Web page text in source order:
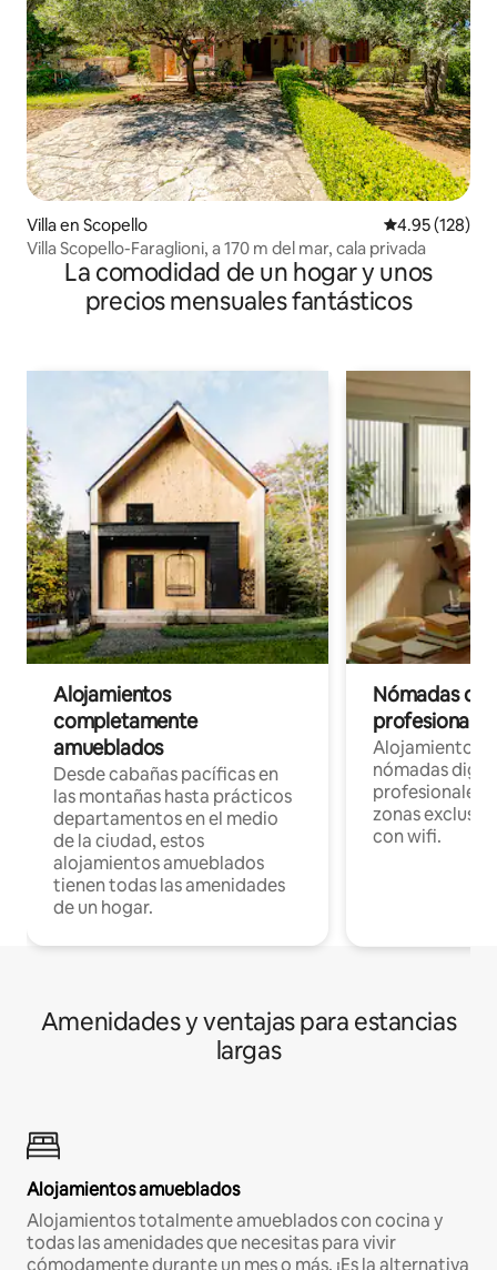
Villa en Scopello Calificación
4.95 (128)
Villa Scopello-Faraglioni, a 170 m del mar, cala privada
La comodidad de un hogar y unos
precios mensuales fantásticos
Alojamientos
completamente
amueblados
Desde cabañas pacíficas en
las montañas hasta prácticos
departamentos en el medio
de la ciudad, estos
alojamientos amueblados
tienen todas las amenidades
de un hogar.
Nómadas
Alojamientos
nómadas
profesionales
zonas
con wifi.
Amenidades y ventajas para estancias
largas
Alojamientos amueblados
Alojamientos totalmente amueblados con cocina y
todas las amenidades que necesitas para vivir
cómodamente durante un mes o más. ¡Es la alternativa